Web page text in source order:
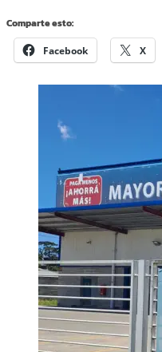
Comparte esto:
Facebook X